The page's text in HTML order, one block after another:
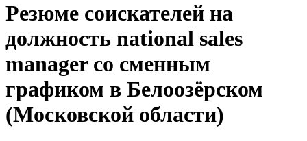
Резюме соискателей на
должность national sales
manager со сменным
графиком в Белоозёрском
(Московской области)